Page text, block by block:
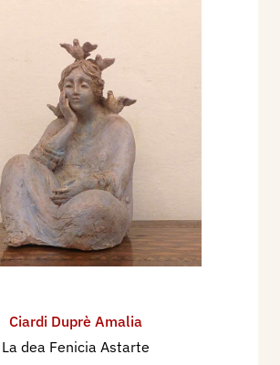
Ciardi Duprè Amalia
La dea Fenicia Astarte